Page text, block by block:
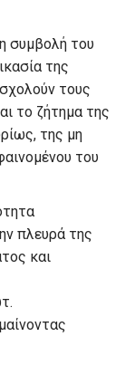
συμβολή του
της
τους
το ζήτημα της
της μη
του
πλευρά της
και